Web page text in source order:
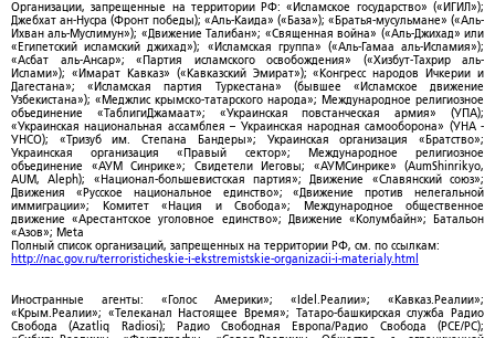
Организации, запрещенные на территории РФ: «Исламское государство» («ИГИЛ»);
Джебхат ан-Нусра (Фронт победы); «Аль-Каида» («База»); «Братья-мусульмане» («Аль-
Ихван аль-Муслимун»); «Движение Талибан»; «Священная война» («Аль-Джихад» или
«Египетский исламский джихад»); «Исламская группа» («Аль-Гамаа аль-Исламия»);
«Асбат аль-Ансар»; «Партия исламского освобождения» («Хизбут-Тахрир аль-
Ислами»); «Имарат Кавказ» («Кавказский Эмират»); «Конгресс народов Ичкерии и
Дагестана»; «Исламская партия Туркестана» (бывшее «Исламское движение
Узбекистана»); «Меджлис крымско-татарского народа»; Международное религиозное
объединение «ТаблигиДжамаат»; «Украинская повстанческая армия» (УПА);
«Украинская национальная ассамблея – Украинская народная самооборона» (УНА -
УНСО); «Тризуб им. Степана Бандеры»; Украинская организация «Братство»;
Украинская организация «Правый сектор»; Международное религиозное
объединение «АУМ Синрике»; Свидетели Иеговы; «АУМСинрике» (AumShinrikyo,
AUM, Aleph); «Национал-большевистская партия»; Движение «Славянский союз»;
Движения «Русское национальное единство»; «Движение против нелегальной
иммиграции»; Комитет «Нация и Свобода»; Международное общественное
движение «Арестантское уголовное единство»; Движение «Колумбайн»; Батальон
«Азов»; Meta
Полный список организаций, запрещенных на территории РФ, см. по ссылкам:
http://nac.gov.ru/terroristicheskie-i-ekstremistskie-organizacii-i-materialy.html
Иностранные агенты: «Голос Америки»; «Idel.Реалии»; «Кавказ.Реалии»;
«Крым.Реалии»; «Телеканал Настоящее Время»; Татаро-башкирская служба Радио
Свобода (Azatliq Radiosi); Радио Свободная Европа/Радио Свобода (PCE/PC);